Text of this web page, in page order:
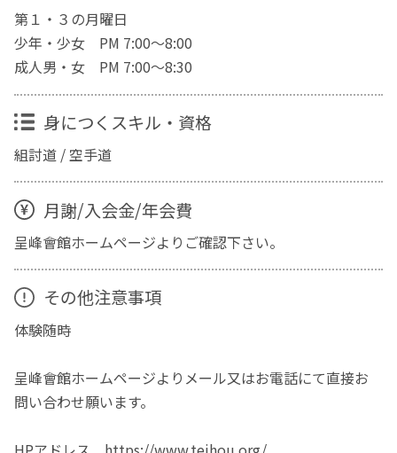
第１・３の月曜日
少年・少女 PM 7:00～8:00
成人男・女 PM 7:00～8:30
身につくスキル・資格
組討道 / 空手道
月謝/入会金/年会費
呈峰會館ホームページよりご確認下さい。
その他注意事項
体験随時
呈峰會館ホームページよりメール又はお電話にて直接お
問い合わせ願います。